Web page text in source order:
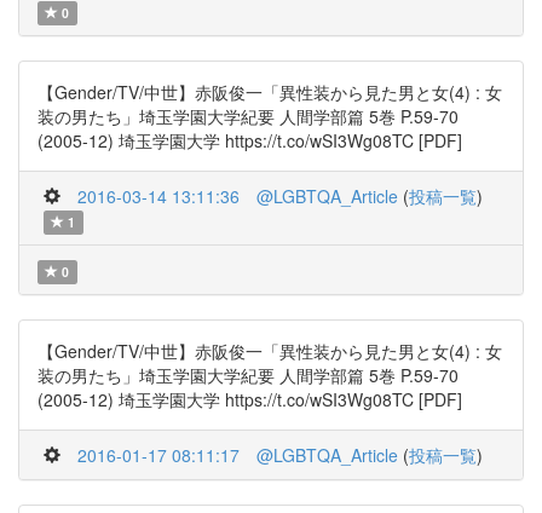
0
【Gender/TV/中世】赤阪俊一「異性装から見た男と女(4) : 女
装の男たち」埼玉学園大学紀要 人間学部篇 5巻 P.59-70
(2005-12) 埼玉学園大学 https://t.co/wSI3Wg08TC [PDF]
2016-03-14 13:11:36 @LGBTQA_Article (投稿一覧)
1
0
【Gender/TV/中世】赤阪俊一「異性装から見た男と女(4) : 女
装の男たち」埼玉学園大学紀要 人間学部篇 5巻 P.59-70
(2005-12) 埼玉学園大学 https://t.co/wSI3Wg08TC [PDF]
2016-01-17 08:11:17 @LGBTQA_Article (投稿一覧)